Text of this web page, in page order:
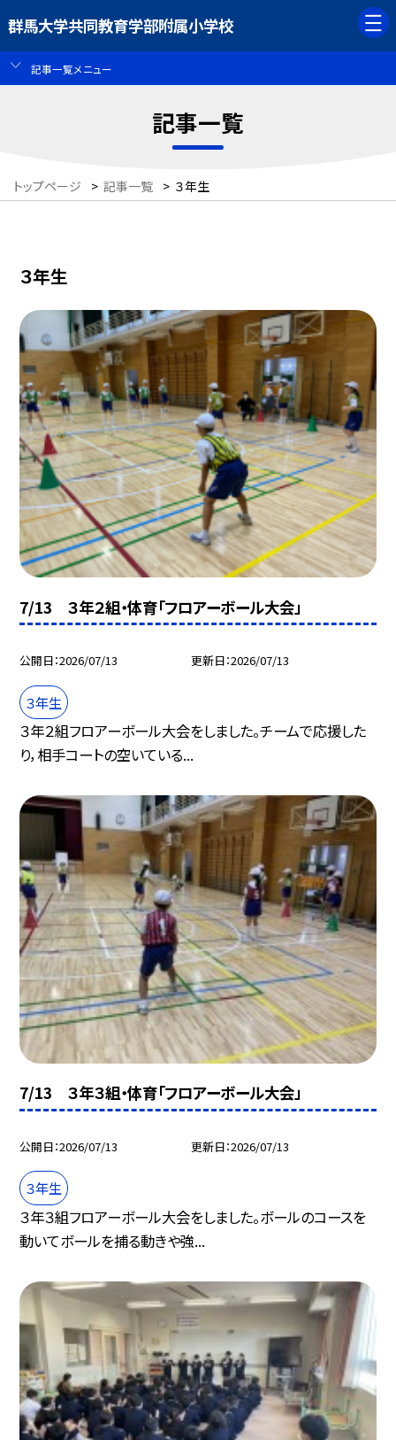
群馬大学共同教育学部附属小学校
記事一覧メニュー
記事一覧
トップページ > 記事一覧 > ３年生
３年生
7/13 ３年２組・体育「フロアーボール大会」
公開日 2026/07/13 更新日 2026/07/13
３年生
３年２組フロアーボール大会をしました。チームで応援した
り，相手コートの空いている...
7/13 ３年３組・体育「フロアーボール大会」
公開日 2026/07/13 更新日 2026/07/13
３年生
３年３組フロアーボール大会をしました。ボールのコースを
動いてボールを捕る動きや強...